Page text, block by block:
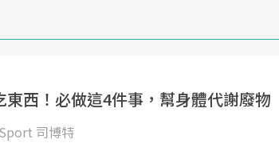
西！必做這4件事，幫身體代謝廢物
司博特